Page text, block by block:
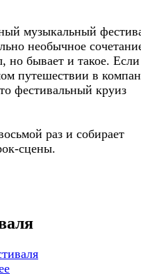
музыкальный
необычное
но бывает и такое.
путешествии в
фестивальный круиз
раз и собирает
сцены.